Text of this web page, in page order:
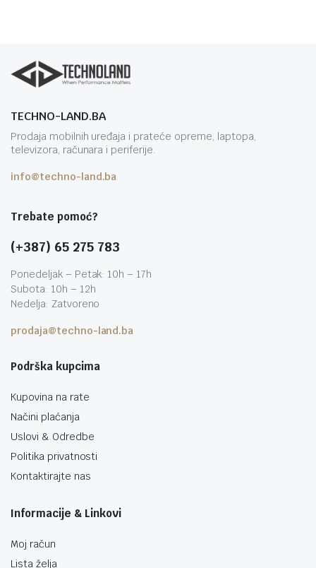
TECHNO-LAND.BA
Prodaja mobilnih uređaja i prateće opreme, laptopa,
televizora, računara i periferije.
info@techno-land.ba
Trebate pomoć?
(+387) 65 275 783
Ponedeljak – Petak: 10h – 17h
Subota: 10h – 12h
Nedelja: Zatvoreno
prodaja@techno-land.ba
Podrška kupcima
Kupovina na rate
Načini plaćanja
Uslovi & Odredbe
Politika privatnosti
Kontaktirajte nas
Informacije & Linkovi
Moj račun
Lista želja